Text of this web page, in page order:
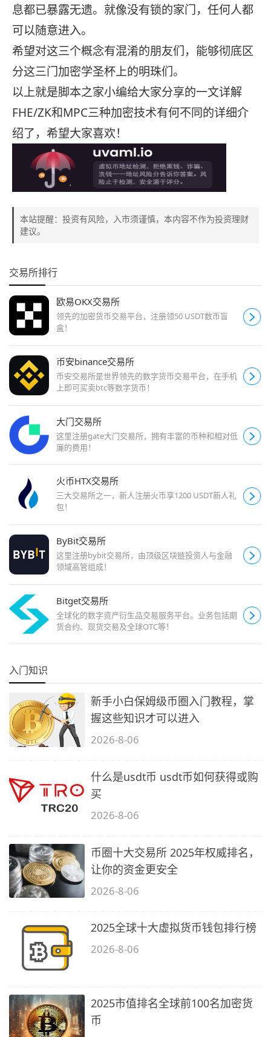
息都已暴露无遗。就像没有锁的家门，任何人都
可以随意进入。
希望对这三个概念有混淆的朋友们，能够彻底区
分这三门加密学圣杯上的明珠们。
以上就是脚本之家小编给大家分享的一文详解
FHE/ZK和MPC三种加密技术有何不同的详细介
绍了，希望大家喜欢！
本站提醒：投资有风险，入市须谨慎，本内容不作为投资理财
建议。
交易所排行
欧易OKX交易所
领先的加密货币交易平台，注册领50 USDT数币盲
盒！
币安binance交易所
币安交易所是世界领先的数字货币交易平台，在手机
上即可买卖btc等数字货币！
大门交易所
这里注册gate大门交易所，拥有丰富的币种和相对低
廉的费用！
火币HTX交易所
三大交易所之一，新人注册火币享1200 USDT新人礼
包！
ByBit交易所
这里注册bybit交易所，由顶级区块链投资人与金融
领域高管组成！
Bitget交易所
全球化的数字资产衍生品交易服务平台。业务包括期
货合约、现货交易及全球OTC等！
入门知识
新手小白保姆级币圈入门教程，掌
握这些知识才可以进入
2026-8-06
什么是usdt币 usdt币如何获得或购
买
2026-8-06
币圈十大交易所 2025年权威排名，
让你的资金更安全
2026-8-06
2025全球十大虚拟货币钱包排行榜
2026-8-06
2025市值排名全球前100名加密货
币